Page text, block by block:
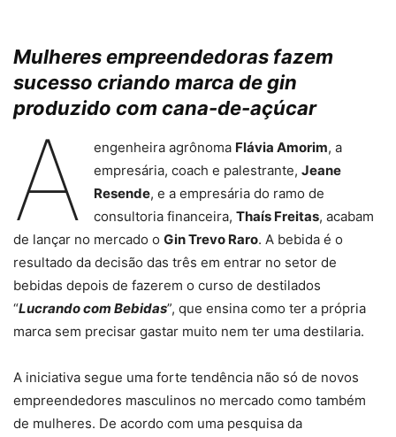
Mulheres empreendedoras fazem
sucesso criando marca de gin
produzido com cana-de-açúcar
A engenheira agrônoma Flávia Amorim, a
empresária, coach e palestrante, Jeane
Resende, e a empresária do ramo de
consultoria financeira, Thaís Freitas, acabam
de lançar no mercado o Gin Trevo Raro. A bebida é o
resultado da decisão das três em entrar no setor de
bebidas depois de fazerem o curso de destilados
“Lucrando com Bebidas”, que ensina como ter a própria
marca sem precisar gastar muito nem ter uma destilaria.
A iniciativa segue uma forte tendência não só de novos
empreendedores masculinos no mercado como também
de mulheres. De acordo com uma pesquisa da